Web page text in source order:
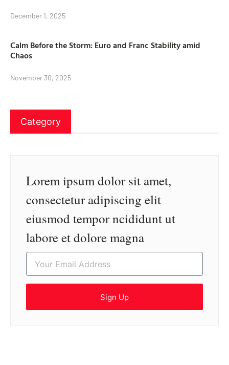
December 1, 2025
Calm Before the Storm: Euro and Franc Stability amid
Chaos
November 30, 2025
Category
Lorem ipsum dolor sit amet,
consectetur adipiscing elit
eiusmod tempor ncididunt ut
labore et dolore magna
Sign Up